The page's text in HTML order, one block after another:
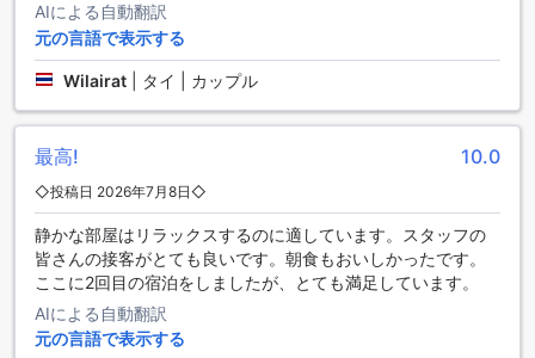
を追求したものとなっており、贅沢な滞在をお約束します。
Mayflower Grand Hotel Koratのダイニング施設
Mayflower Grand Hotel Koratは、ナコーンラーチャシーマー
に位置するホテルで、充実したダイニング施設を提供してい
ます。ホテル内には、快適な雰囲気のコーヒーショップがあ
ができます。また、レストランもあり、美味しい料理を味わ
いながらくつろぐことができます。さらに、部屋での食事を
希望する場合は、ルームサービスを利用することもできま
す。毎日のハウスキーピングサービスも行われており、清潔
な環境で快適な滞在をお楽しみいただけます。朝食はビュッ
フェスタイルで提供されており、多彩なメニューからお好み
の料理を選ぶことができます。Mayflower Grand Hotel Korat
AIによる自動翻訳
元の言語で表示する
Wilairat タイ | カップル
最高! 10.0
◇投稿日 2026年7月8日◇
静かな部屋はリラックスするのに適しています。スタッフの
皆さんの接客がとても良いです。朝食もおいしかったです。
ここに2回目の宿泊をしましたが、とても満足しています。
AIによる自動翻訳
元の言語で表示する